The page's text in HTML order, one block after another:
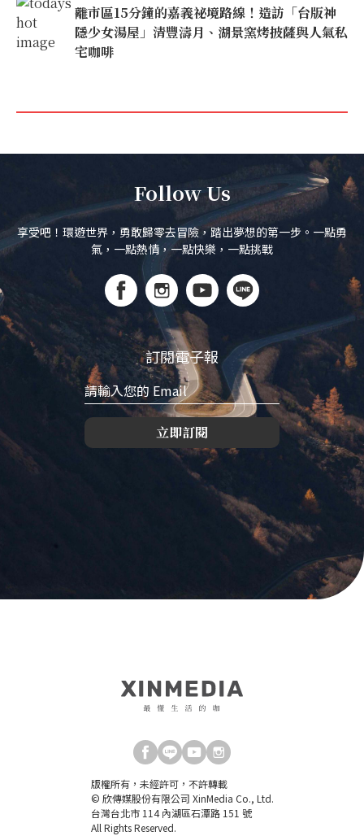
離市區15分鐘的嘉義祕境路線！造訪「台版神
隱少女湯屋」清豐濤月、湖景窯烤披薩與人氣私
宅咖啡
Follow Us
享受吧！環遊世界，勇敢歸零去冒險，踏出夢想的第一步。一點勇
氣，一點熱情，一點快樂，一點挑戰
訂閱電子報
立即訂閱
版權所有，未經許可，不許轉載
© 欣傳媒股份有限公司 XinMedia Co., Ltd.
台灣台北市 114 內湖區石潭路 151 號
All Rights Reserved.